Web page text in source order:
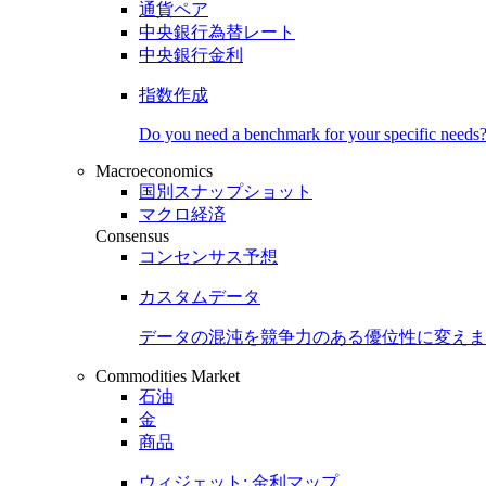
通貨ペア
中央銀行為替レート
中央銀行金利
指数作成
Do you need a benchmark for your specific needs?
Macroeconomics
国別スナップショット
マクロ経済
Consensus
コンセンサス予想
カスタムデータ
データの混沌を競争力のある優位性に変え
Commodities Market
石油
金
商品
ウィジェット: 金利マップ